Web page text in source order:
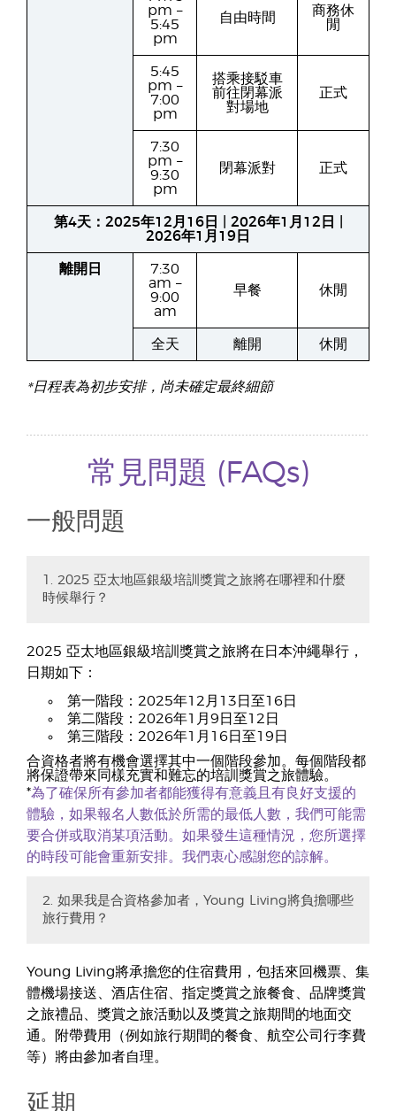
pm –
5:45
pm
自由時間
商務休
閒
5:45
pm –
7:00
pm
搭乘接駁車
前往閉幕派
對場地
正式
7:30
pm –
9:30
pm
閉幕派對 正式
第4天：2025年12月16日 | 2026年1月12日 |
2026年1月19日
離開日
7:30
am –
9:00
am
早餐 休閒
全天 離開 休閒
*日程表為初步安排，尚未確定最終細節
常見問題 (FAQs)
一般問題
1. 2025 亞太地區銀級培訓獎賞之旅將在哪裡和什麼
時候舉行？
2025 亞太地區銀級培訓獎賞之旅將在日本沖繩舉行，
日期如下：
第一階段：2025年12月13日至16日
第二階段：2026年1月9日至12日
第三階段：2026年1月16日至19日
合資格者將有機會選擇其中一個階段參加。每個階段都
將保證帶來同樣充實和難忘的培訓獎賞之旅體驗。
*為了確保所有參加者都能獲得有意義且有良好支援的
體驗，如果報名人數低於所需的最低人數，我們可能需
要合併或取消某項活動。如果發生這種情況，您所選擇
的時段可能會重新安排。我們衷心感謝您的諒解。
2. 如果我是合資格參加者，Young Living將負擔哪些
旅行費用？
Young Living將承擔您的住宿費用，包括來回機票、集
體機場接送、酒店住宿、指定獎賞之旅餐食、品牌獎賞
之旅禮品、獎賞之旅活動以及獎賞之旅期間的地面交
通。附帶費用（例如旅行期間的餐食、航空公司行李費
等）將由參加者自理。
延期